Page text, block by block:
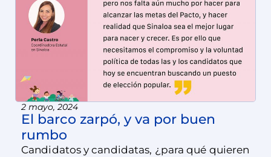
2 mayo, 2024
El barco zarpó, y va por buen
rumbo
Candidatos y candidatas, ¿para qué quieren